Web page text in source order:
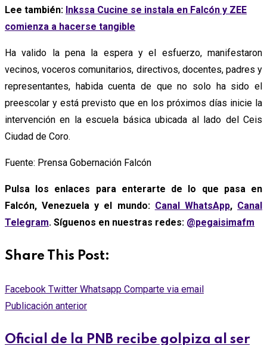
Lee también: Inkssa Cucine se instala en Falcón y ZEE
comienza a hacerse tangible
Ha valido la pena la espera y el esfuerzo, manifestaron
vecinos, voceros comunitarios, directivos, docentes, padres y
representantes, habida cuenta de que no solo ha sido el
preescolar y está previsto que en los próximos días inicie la
intervención en la escuela básica ubicada al lado del Ceis
Ciudad de Coro.
Fuente: Prensa Gobernación Falcón
Pulsa los enlaces para enterarte de lo que pasa en
Falcón, Venezuela y el mundo: Canal WhatsApp, Canal
Telegram. Síguenos en nuestras redes: @pegaisimafm
Share This Post:
Facebook Twitter Whatsapp Comparte via email
Publicación anterior
Oficial de la PNB recibe golpiza al ser